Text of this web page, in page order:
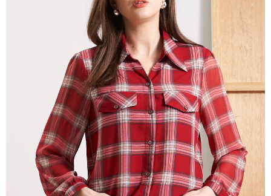
2.透過簡訊連結打開帳單後，可選擇「超商條碼／台灣大直營門市／銀行轉
帳／街口支付／iPASS MONEY」等通路繳費。
1.本服務係由「台灣大哥大股份有限公司」（以下簡稱本公司）所提供，讓
用戶於交易時，得透過本服務購買商品或服務，並由商店將買賣／分期付款
買賣價金債權讓與本公司後，依約使用本公司帳單繳交帳款。
2.基於同意付款使用「大哥付你分期」之契約關係目的，商店將以您的個人
資料（包含姓名、電話或地址）提供予台灣大哥大進項蒐集、處理及利用，
由本公司與您本人進行分期帳單所需資料之確認、核對及更正。
3.完整用戶服務條款，請詳閱以下連結：https://oppay.tw/userRule
１．於結帳方式選擇「AFTEE先享後付」後，將跳轉至「AFTEE先享後付」
結帳頁面，進行簡訊認證並確認金額後，即可完成結帳。
２．訂單成立數日內，您將收到繳費通知簡訊。
３．收到繳費通知簡訊後14天內，點擊此簡訊中的連結，可透過四大超商／
ATM／網路銀行／等多元方式進行付款，方視為交易完成。
※ 請注意：結帳手續完成當下不需立刻繳費，但若您需要取消訂單，請聯絡
購買商品的店家。未經商家同意取消之訂單仍視為有效，需透過AFTEE先享
後付繳納相關費用。
※ 交易是否成功請以「AFTEE先享後付 」之結帳頁面顯示為準，若有關於
是否繳費成功／繳費後需取消欲退款等相關疑問，請聯繫「AFTEE先享後付
客戶支援中心」https://netprotections.freshdesk.com/support/home
【注意事項】
１．透過由恩沛科技股份有限公司提供之「AFTEE先享後付」服務完成之交
易，需依本服務之必要範圍內提供個人資料，並將交易相關給付款項請求債
權轉讓予恩沛科技股份有限公司。
２．關於個人資料處理事宜，請瀏覽以下網址：
https://aftee.tw/terms/#terms3
每筆NT$120，滿NT$2,000(含以上)免運費
每筆NT$120，滿NT$2,000(含以上)免運費